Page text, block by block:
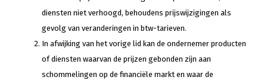
diensten niet verhoogd, behoudens prijswijzigingen als
gevolg van veranderingen in btw-tarieven.
In afwijking van het vorige lid kan de ondernemer producten
of diensten waarvan de prijzen gebonden zijn aan
schommelingen op de financiële markt en waar de